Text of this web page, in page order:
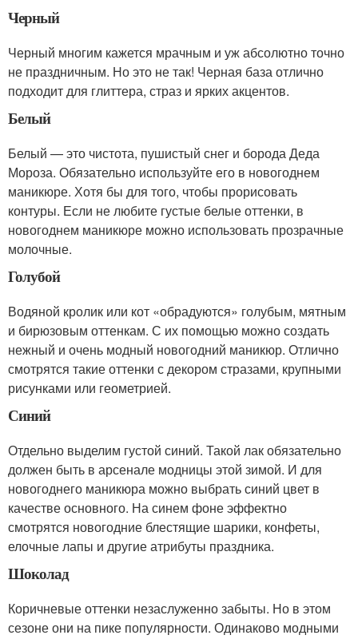
Черный
Черный многим кажется мрачным и уж абсолютно точно
не праздничным. Но это не так! Черная база отлично
подходит для глиттера, страз и ярких акцентов.
Белый
Белый — это чистота, пушистый снег и борода Деда
Мороза. Обязательно используйте его в новогоднем
маникюре. Хотя бы для того, чтобы прорисовать
контуры. Если не любите густые белые оттенки, в
новогоднем маникюре можно использовать прозрачные
молочные.
Голубой
Водяной кролик или кот «обрадуются» голубым, мятным
и бирюзовым оттенкам. С их помощью можно создать
нежный и очень модный новогодний маникюр. Отлично
смотрятся такие оттенки с декором стразами, крупными
рисунками или геометрией.
Синий
Отдельно выделим густой синий. Такой лак обязательно
должен быть в арсенале модницы этой зимой. И для
новогоднего маникюра можно выбрать синий цвет в
качестве основного. На синем фоне эффектно
смотрятся новогодние блестящие шарики, конфеты,
елочные лапы и другие атрибуты праздника.
Шоколад
Коричневые оттенки незаслуженно забыты. Но в этом
сезоне они на пике популярности. Одинаково модными